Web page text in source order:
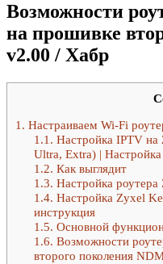
Возможности
на прошивке
v2.00 / Хабр
1. Настраиваем Wi-Fi
1.1. Настройка IPTV
Ultra, Extra) |
1.2. Как выглядит
1.3. Настройка
1.4. Настройка Zyxel
инструкция
1.5. Основной
1.6. Возможности
второго поколения